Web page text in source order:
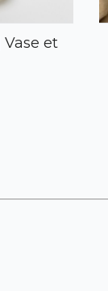
Vase et